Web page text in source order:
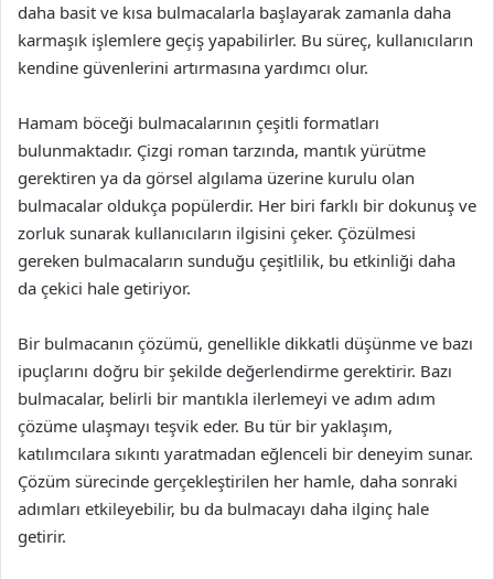
daha basit ve kısa bulmacalarla başlayarak zamanla daha
karmaşık işlemlere geçiş yapabilirler. Bu süreç, kullanıcıların
kendine güvenlerini artırmasına yardımcı olur.
Hamam böceği bulmacalarının çeşitli formatları
bulunmaktadır. Çizgi roman tarzında, mantık yürütme
gerektiren ya da görsel algılama üzerine kurulu olan
bulmacalar oldukça popülerdir. Her biri farklı bir dokunuş ve
zorluk sunarak kullanıcıların ilgisini çeker. Çözülmesi
gereken bulmacaların sunduğu çeşitlilik, bu etkinliği daha
da çekici hale getiriyor.
Bir bulmacanın çözümü, genellikle dikkatli düşünme ve bazı
ipuçlarını doğru bir şekilde değerlendirme gerektirir. Bazı
bulmacalar, belirli bir mantıkla ilerlemeyi ve adım adım
çözüme ulaşmayı teşvik eder. Bu tür bir yaklaşım,
katılımcılara sıkıntı yaratmadan eğlenceli bir deneyim sunar.
Çözüm sürecinde gerçekleştirilen her hamle, daha sonraki
adımları etkileyebilir, bu da bulmacayı daha ilginç hale
getirir.